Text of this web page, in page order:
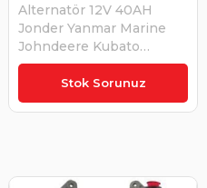
Stok Sorunuz
Alternatör 12V 40AH
Jonder Yanmar Marine
Johndeere Kubato
Yanmar ALT5306 Case
Hyster Cely Kubato
Toyota Forklift Daewoo
₺10.711,91